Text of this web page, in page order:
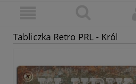
Tabliczka Retro PRL - Król